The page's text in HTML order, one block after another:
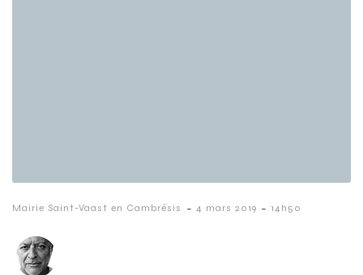
Mairie Saint-Vaast en Cambrésis - 4 mars 2019 - 14h50